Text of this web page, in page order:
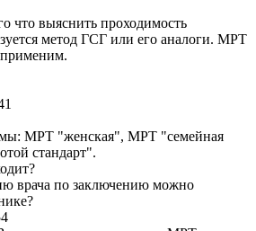
что выяснить проходимость
метод ГСГ или его аналоги. МРТ
МРТ "женская", МРТ "семейная
стандарт".
врача по заключению можно